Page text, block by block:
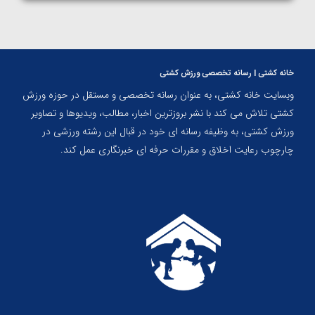
خانه کشتی | رسانه تخصصی ورزش کشتی
وبسایت خانه کشتی، به عنوان رسانه تخصصی و مستقل در حوزه ورزش
کشتی تلاش می کند با نشر بروزترین اخبار، مطالب، ویدیوها و تصاویر
ورزش کشتی، به وظیفه رسانه ای خود در قبال این رشته ورزشی در
چارچوب رعایت اخلاق و مقررات حرفه ای خبرنگاری عمل کند.